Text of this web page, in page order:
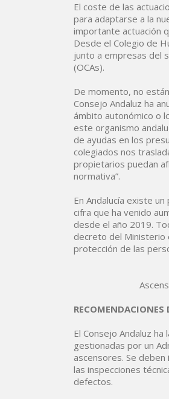
El coste de las
para adaptarse a la
importante actuación
Desde el Colegio de
junto a empresas del
(OCAs).
De momento, no
Consejo Andaluz ha
ámbito autonómico o
este organismo
de ayudas en los
colegiados nos
propietarios puedan
normativa”.
En Andalucía existe
cifra que ha venido
desde el año 2019.
decreto del Ministerio
protección de las
El Consejo Andaluz
gestionadas por un
ascensores. Se
las inspecciones
defectos.